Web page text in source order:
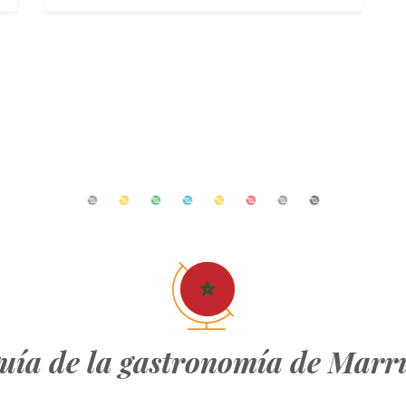
de la gastronomía de